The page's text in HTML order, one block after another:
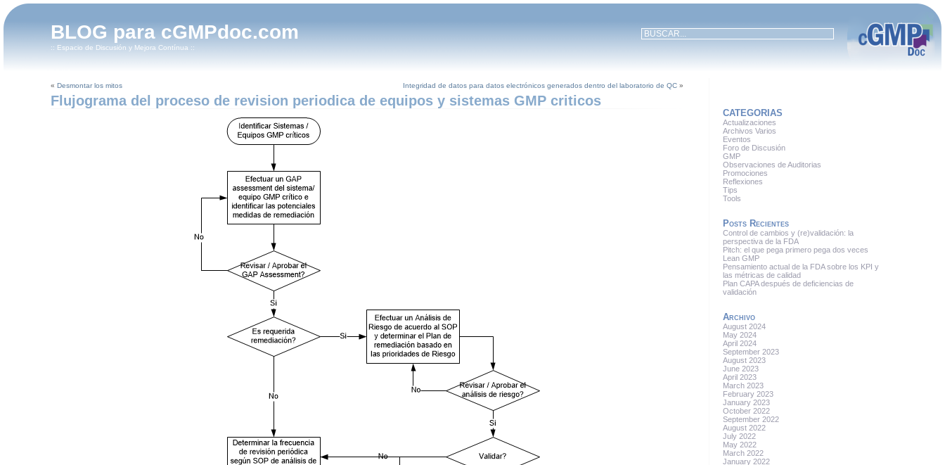
BLOG para cGMPdoc.com
:: Espacio de Discusión y Mejora Contínua ::
« Desmontar los mitos Integridad de datos para datos electrónicos generados dentro del laboratorio de QC »
Flujograma del proceso de revision periodica de equipos y sistemas GMP criticos
CATEGORIAS
Actualizaciones
Archivos Varios
Eventos
Foro de Discusión
GMP
Observaciones de Auditorias
Promociones
Reflexiones
Tips
Tools
Posts Recientes
Control de cambios y (re)validación: la
perspectiva de la FDA
Pitch: el que pega primero pega dos veces
Lean GMP
Pensamiento actual de la FDA sobre los KPI y
las métricas de calidad
Plan CAPA después de deficiencias de
validación
Archivo
August 2024
May 2024
April 2024
September 2023
August 2023
June 2023
April 2023
March 2023
February 2023
January 2023
October 2022
September 2022
August 2022
July 2022
May 2022
March 2022
January 2022